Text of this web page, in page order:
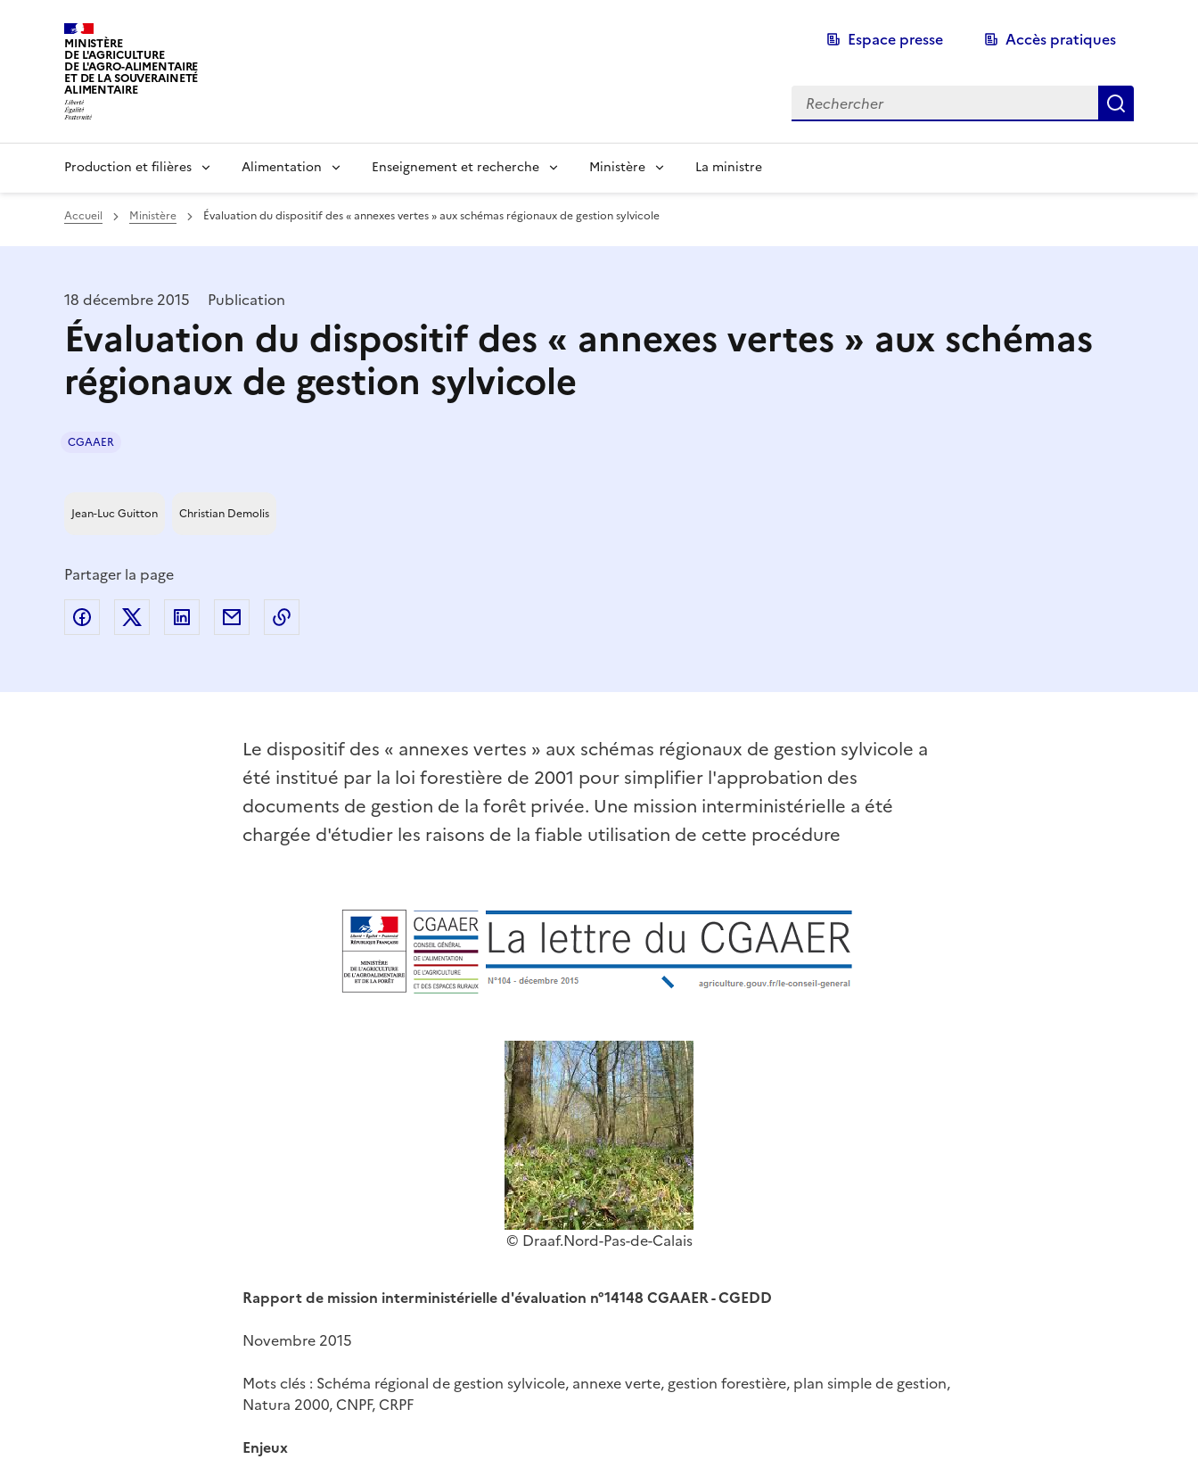
MINISTÈRE
DE L'AGRICULTURE
DE L'AGRO-ALIMENTAIRE
ET DE LA SOUVERAINETÉ
ALIMENTAIRE
Espace presse Accès pratiques
Recherche
Production et filières Alimentation Enseignement et recherche Ministère La ministre
Accueil Ministère Évaluation du dispositif des « annexes vertes » aux schémas régionaux de gestion sylvicole
18 décembre 2015 Publication
Évaluation du dispositif des « annexes vertes » aux schémas
régionaux de gestion sylvicole
CGAAER
Jean-Luc Guitton Christian Demolis
Partager la page
Partager sur Facebook
Partager sur Twitter
Partager sur LinkedIn
Partager par email
Le dispositif des « annexes vertes » aux schémas régionaux de gestion sylvicole a
été institué par la loi forestière de 2001 pour simplifier l'approbation des
documents de gestion de la forêt privée. Une mission interministérielle a été
chargée d'étudier les raisons de la fiable utilisation de cette procédure
© Draaf.Nord-Pas-de-Calais
Rapport de mission interministérielle d'évaluation n°14148 CGAAER - CGEDD
Novembre 2015
Mots clés : Schéma régional de gestion sylvicole, annexe verte, gestion forestière, plan simple de gestion,
Natura 2000, CNPF, CRPF
Enjeux